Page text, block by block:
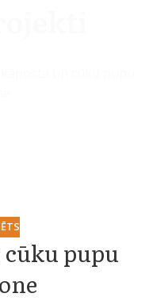
cūku pupu